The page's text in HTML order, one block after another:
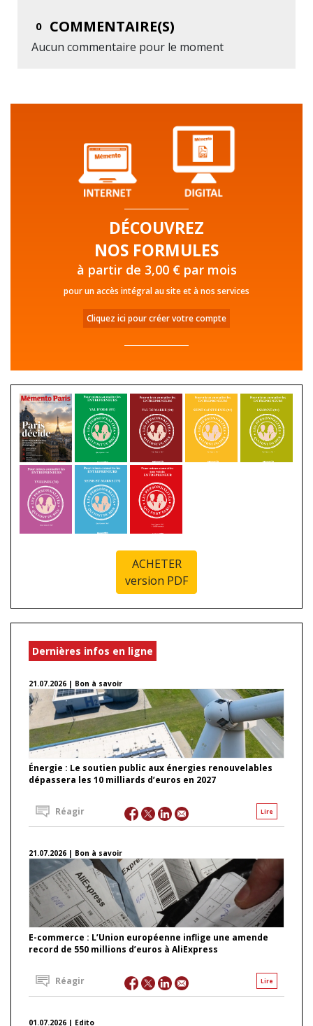
0 COMMENTAIRE(S)
Aucun commentaire pour le moment
DÉCOUVREZ
NOS FORMULES
à partir de 3,00 € par mois
pour un accès intégral au site et à nos services
Cliquez ici pour créer votre compte
ACHETER
version PDF
Dernières infos en ligne
21.07.2026 | Bon à savoir
Énergie : Le soutien public aux énergies renouvelables
dépassera les 10 milliards d’euros en 2027
Lire
Réagir
21.07.2026 | Bon à savoir
E-commerce : L’Union européenne inflige une amende
record de 550 millions d’euros à AliExpress
Lire
Réagir
01.07.2026 | Edito